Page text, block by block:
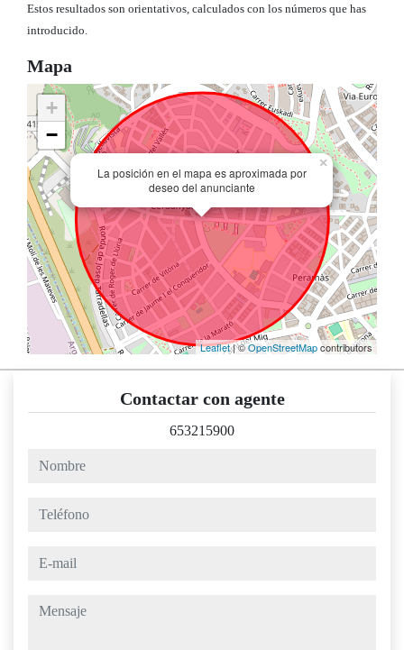
Estos resultados son orientativos, calculados con los números que has
introducido.
Mapa
La posición en el mapa es aproximada por
deseo del anunciante
×
+
−
Leaflet| ©OpenStreetMapcontributors
Contactar con agente
653215900
nombre
teléfono
e-mail
mensaje